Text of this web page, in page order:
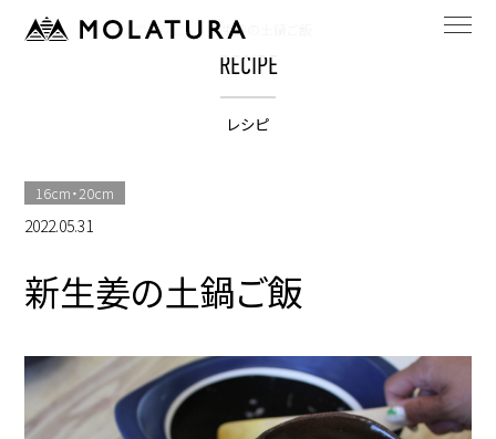
HOME bestpotのレシピ 新生姜の土鍋ご飯
RECIPE
レシピ
16cm・20cm
2022.05.31
新生姜の土鍋ご飯